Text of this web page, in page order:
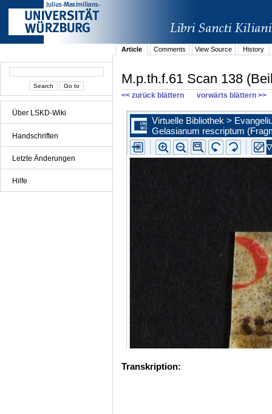
Über LSKD-Wiki
Handschriften
Letzte Änderungen
Hilfe
Article Comments View Source History
M.p.th.f.61 Scan 138
<< zurück blättern vorwärts blättern >>
Transkription: